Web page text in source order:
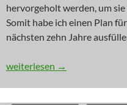
hervorgeholt werden, um
Somit habe ich einen Plan
nächsten zehn Jahre
IN EIGENER SACHE:
weiterlesen →